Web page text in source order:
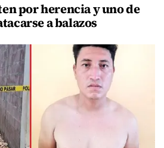
por herencia y uno de
a balazos